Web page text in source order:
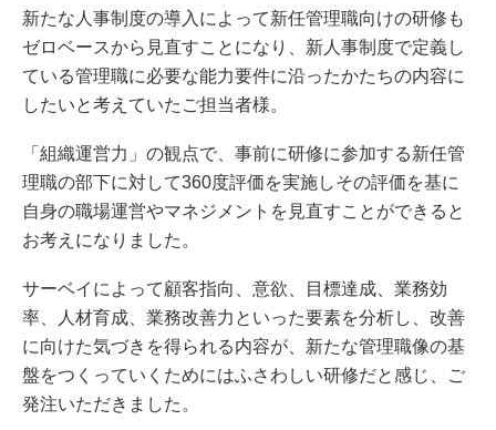
新たな人事制度の導入によって新任管理職向けの研修も
ゼロベースから見直すことになり、新人事制度で定義し
ている管理職に必要な能力要件に沿ったかたちの内容に
したいと考えていたご担当者様。
「組織運営力」の観点で、事前に研修に参加する新任管
理職の部下に対して360度評価を実施しその評価を基に
自身の職場運営やマネジメントを見直すことができると
お考えになりました。
サーベイによって顧客指向、意欲、目標達成、業務効
率、人材育成、業務改善力といった要素を分析し、改善
に向けた気づきを得られる内容が、新たな管理職像の基
盤をつくっていくためにはふさわしい研修だと感じ、ご
発注いただきました。